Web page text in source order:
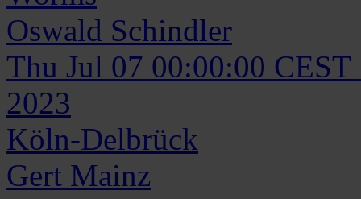
Oswald Schindler
Thu Jul 07 00:00:00 CEST
2023
Köln-Delbrück
Gert Mainz